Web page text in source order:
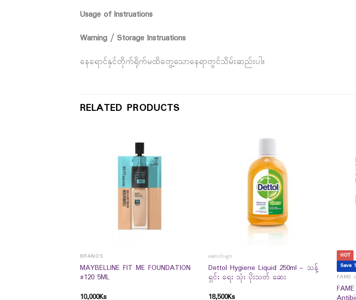
Usage of Instruations
Warning / Storage Instruations
နေရောင်နှင်တိုက်ရိုက်မထိတွေ့သောနေရာတွင်သိမ်းဆည်းပါ။
RELATED PRODUCTS
BRANDS
MAYBELLINE FIT ME FOUNDATION
#120 5ML
10,000Ks
ဆေးဝါးများ
Dettol Hygiene Liquid 250ml – သန့်
ရှင်း ရေး သုံး ပိုးသတ် ဆေး
18,500Ks
HOT
Save
FAME ဆ